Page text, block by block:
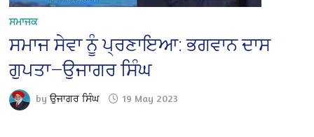
ਸਮਾਜਕ
ਸਮਾਜ ਸੇਵਾ ਨੂੰ ਪ੍ਰਣਾਇਆ: ਭਗਵਾਨ ਦਾਸ
ਗੁਪਤਾ—ਉਜਾਗਰ ਸਿੰਘ
byਉਜਾਗਰ ਸਿੰਘ 19 May 2023